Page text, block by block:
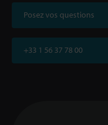
Posez vos questions
+33 1 56 37 78 00